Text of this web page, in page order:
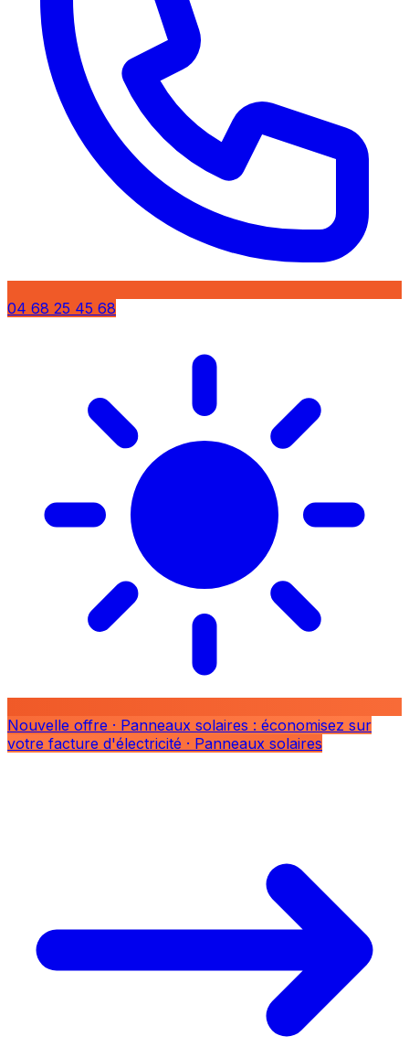
04 68 25 45 68
Nouvelle offre · Panneaux solaires : économisez sur
votre facture d'électricité · Panneaux solaires